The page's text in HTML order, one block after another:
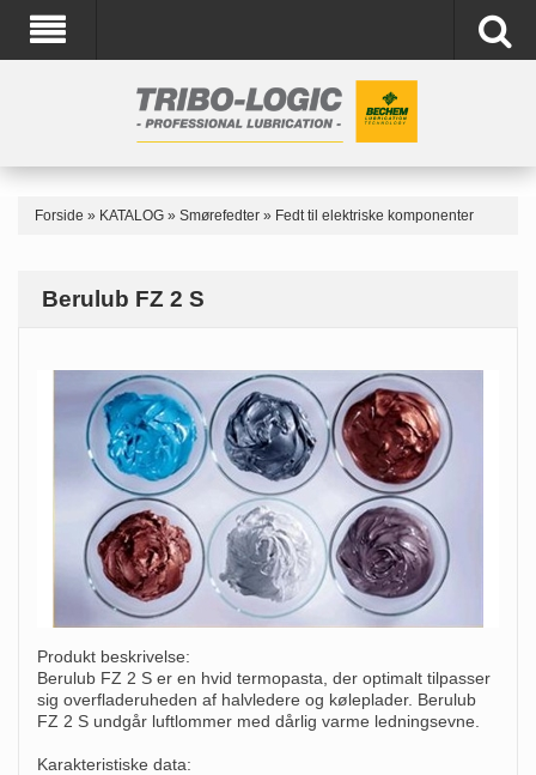
Forside » KATALOG » Smørefedter » Fedt til elektriske komponenter
Berulub FZ 2 S
Produkt beskrivelse:
Berulub FZ 2 S er en hvid termopasta, der optimalt tilpasser
sig overfladeruheden af halvledere og køleplader. Berulub
FZ 2 S undgår luftlommer med dårlig varme ledningsevne.
Karakteristiske data: